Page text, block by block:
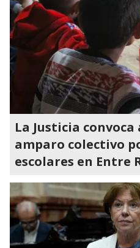
La Justicia
amparo colectivo
escolares en Entre